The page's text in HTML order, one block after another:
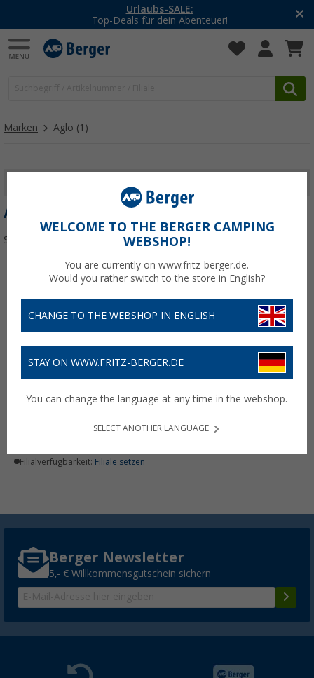
Urlaubs-SALE:
Top-Deals für dein Abenteuer!
Marken Aglo (1)
AGLO
Sortieren:
(1)
Filialverfügbarkeit: Filiale setzen
Berger Newsletter
5,- € Willkommensgutschein sichern
WELCOME TO THE BERGER CAMPING
WEBSHOP!
You are currently on www.fritz-berger.de.
Would you rather switch to the store in English?
CHANGE TO THE WEBSHOP IN ENGLISH
STAY ON WWW.FRITZ-BERGER.DE
You can change the language at any time in the webshop.
SELECT ANOTHER LANGUAGE